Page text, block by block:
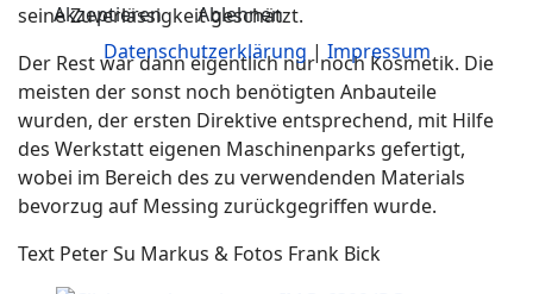
seine Zuverlässigkeit geschätzt.
Der Rest war dann eigentlich nur noch Kosmetik. Die
meisten der sonst noch benötigten Anbauteile
wurden, der ersten Direktive entsprechend, mit Hilfe
des Werkstatt eigenen Maschinenparks gefertigt,
wobei im Bereich des zu verwendenden Materials
bevorzug auf Messing zurückgegriffen wurde.
Text Peter Su Markus & Fotos Frank Bick
Akzeptieren
Ablehnen
Datenschutzerklärung | Impressum